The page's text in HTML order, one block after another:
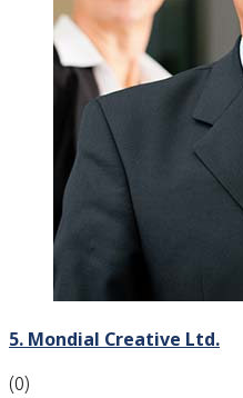
5. Mondial Creative Ltd.
(0)